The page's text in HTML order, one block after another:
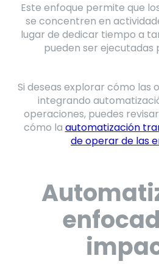
Este enfoque permite que
se concentren en
lugar de dedicar tiempo a
pueden ser ejecutadas
Si deseas explorar cómo las
integrando
operaciones, puedes
cómo la automatización
de operar de las